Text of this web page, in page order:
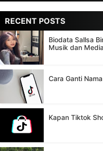
RECENT POSTS
Biodata Sallsa
Musik dan
Cara Ganti
Kapan Tiktok